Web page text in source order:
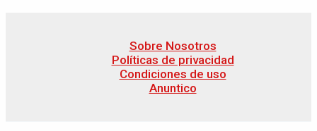
Sobre Nosotros
Políticas de privacidad
Condiciones de uso
Anuntico